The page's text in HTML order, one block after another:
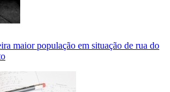
maior população em situação de rua do